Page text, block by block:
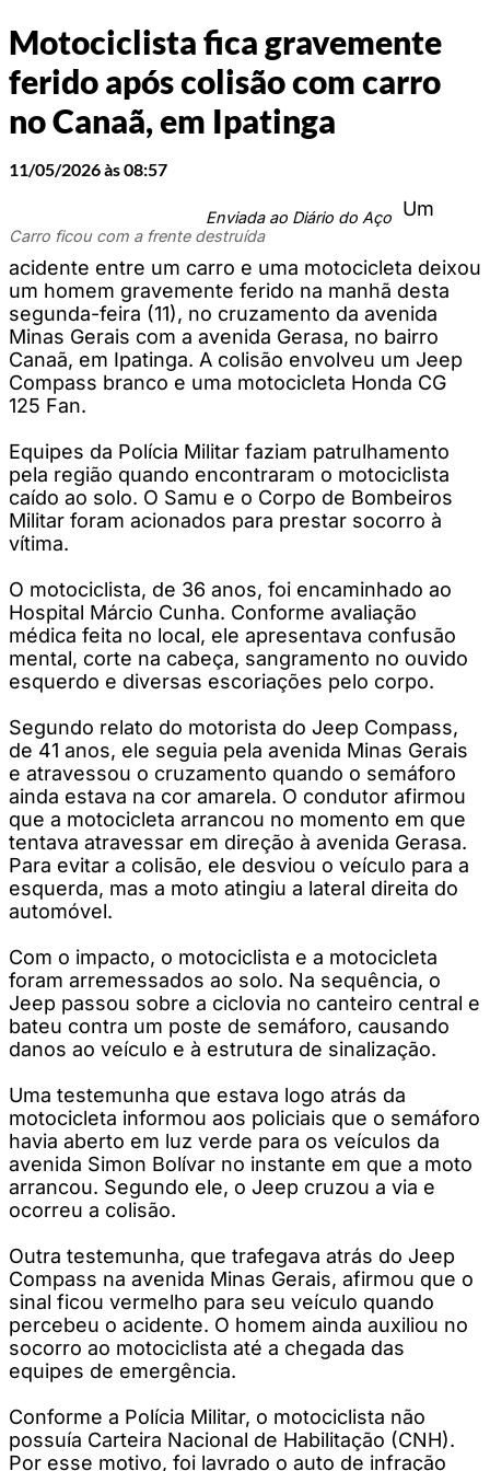
Motociclista fica gravemente
ferido após colisão com carro
no Canaã, em Ipatinga
11/05/2026 às 08:57
Enviada ao Diário do Aço
Carro ficou com a frente destruída
Um
acidente entre um carro e uma motocicleta deixou
um homem gravemente ferido na manhã desta
segunda-feira (11), no cruzamento da avenida
Minas Gerais com a avenida Gerasa, no bairro
Canaã, em Ipatinga. A colisão envolveu um Jeep
Compass branco e uma motocicleta Honda CG
125 Fan.
Equipes da Polícia Militar faziam patrulhamento
pela região quando encontraram o motociclista
caído ao solo. O Samu e o Corpo de Bombeiros
Militar foram acionados para prestar socorro à
vítima.
O motociclista, de 36 anos, foi encaminhado ao
Hospital Márcio Cunha. Conforme avaliação
médica feita no local, ele apresentava confusão
mental, corte na cabeça, sangramento no ouvido
esquerdo e diversas escoriações pelo corpo.
Segundo relato do motorista do Jeep Compass,
de 41 anos, ele seguia pela avenida Minas Gerais
e atravessou o cruzamento quando o semáforo
ainda estava na cor amarela. O condutor afirmou
que a motocicleta arrancou no momento em que
tentava atravessar em direção à avenida Gerasa.
Para evitar a colisão, ele desviou o veículo para a
esquerda, mas a moto atingiu a lateral direita do
automóvel.
Com o impacto, o motociclista e a motocicleta
foram arremessados ao solo. Na sequência, o
Jeep passou sobre a ciclovia no canteiro central e
bateu contra um poste de semáforo, causando
danos ao veículo e à estrutura de sinalização.
Uma testemunha que estava logo atrás da
motocicleta informou aos policiais que o semáforo
havia aberto em luz verde para os veículos da
avenida Simon Bolívar no instante em que a moto
arrancou. Segundo ele, o Jeep cruzou a via e
ocorreu a colisão.
Outra testemunha, que trafegava atrás do Jeep
Compass na avenida Minas Gerais, afirmou que o
sinal ficou vermelho para seu veículo quando
percebeu o acidente. O homem ainda auxiliou no
socorro ao motociclista até a chegada das
equipes de emergência.
Conforme a Polícia Militar, o motociclista não
possuía Carteira Nacional de Habilitação (CNH).
Por esse motivo, foi lavrado o auto de infração